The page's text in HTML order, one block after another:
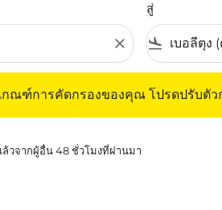
close
สู่
flight_land
กณฑ์การคัดกรองของคุณ โปรดปรับตั
วจากผู้อื่น 48 ชั่วโมงที่ผ่านมา